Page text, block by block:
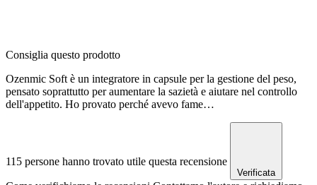
Consiglia questo prodotto
Ozenmic Soft è un integratore in capsule per la gestione del peso,
pensato soprattutto per aumentare la sazietà e aiutare nel controllo
dell'appetito. Ho provato perché avevo fame…
115 persone hanno trovato utile questa recensione
Verificata